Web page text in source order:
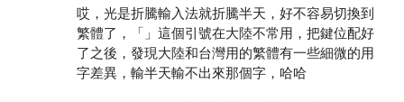
哎，光是折騰輸入法就折騰半天，好不容易切換到
繁體了，「」這個引號在大陸不常用，把鍵位配好
了之後，發現大陸和台灣用的繁體有一些細微的用
字差異，輸半天輸不出來那個字，哈哈